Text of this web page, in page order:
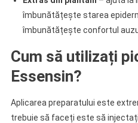
îmbunătățește starea
îmbunătățește confortul
Cum să utilizați
Essensin?
Aplicarea preparatului este
trebuie să faceți este să